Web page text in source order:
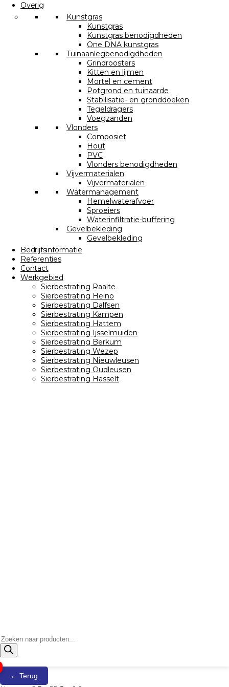
Overig
Kunstgras
Kunstgras
Kunstgras benodigdheden
One DNA kunstgras
Tuinaanlegbenodigdheden
Grindroosters
Kitten en lijmen
Mortel en cement
Potgrond en tuinaarde
Stabilisatie- en gronddoeken
Tegeldragers
Voegzanden
Vlonders
Composiet
Hout
PVC
Vlonders benodigdheden
Vijvermaterialen
Vijvermaterialen
Watermanagement
Hemelwaterafvoer
Sproeiers
Waterinfiltratie-buffering
Gevelbekleding
Gevelbekleding
Bedrijfsinformatie
Referenties
Contact
Werkgebied
Sierbestrating Raalte
Sierbestrating Heino
Sierbestrating Dalfsen
Sierbestrating Kampen
Sierbestrating Hattem
Sierbestrating Ijsselmuiden
Sierbestrating Berkum
Sierbestrating Wezep
Sierbestrating Nieuwleusen
Sierbestrating Oudleusen
Sierbestrating Hasselt
Producten
zoeken
← Terug